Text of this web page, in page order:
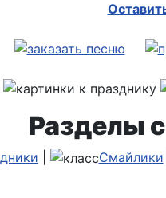
Разделы
Смайлики